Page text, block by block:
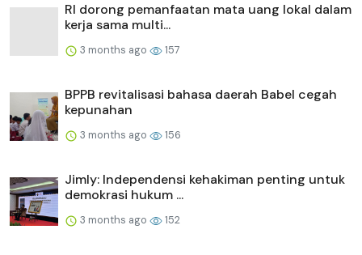
RI dorong pemanfaatan mata uang lokal dalam
kerja sama multi...
3 months ago 157
BPPB revitalisasi bahasa daerah Babel cegah
kepunahan
3 months ago 156
Jimly: Independensi kehakiman penting untuk
demokrasi hukum ...
3 months ago 152